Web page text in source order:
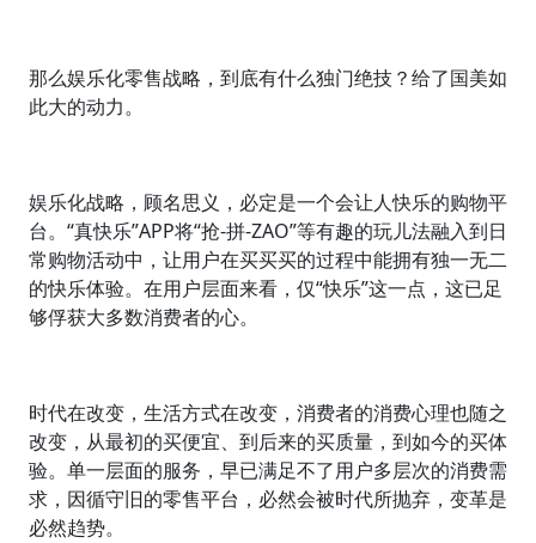
那么娱乐化零售战略，到底有什么独门绝技？给了国美如
此大的动力。
娱乐化战略，顾名思义，必定是一个会让人快乐的购物平
台。“真快乐”APP将“抢-拼-ZAO”等有趣的玩儿法融入到日
常购物活动中，让用户在买买买的过程中能拥有独一无二
的快乐体验。在用户层面来看，仅“快乐”这一点，这已足
够俘获大多数消费者的心。
时代在改变，生活方式在改变，消费者的消费心理也随之
改变，从最初的买便宜、到后来的买质量，到如今的买体
验。单一层面的服务，早已满足不了用户多层次的消费需
求，因循守旧的零售平台，必然会被时代所抛弃，变革是
必然趋势。